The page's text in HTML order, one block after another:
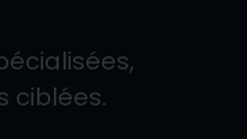
ciblées.